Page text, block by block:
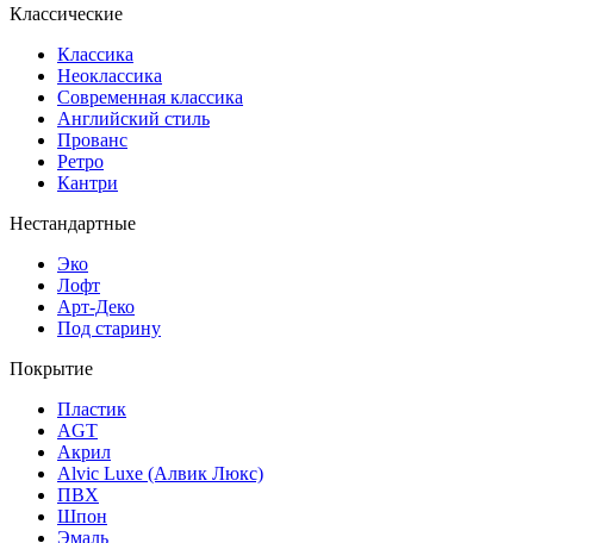
Классические
Классика
Неоклассика
Современная классика
Английский стиль
Прованс
Ретро
Кантри
Нестандартные
Эко
Лофт
Арт-Деко
Под старину
Покрытие
Пластик
AGT
Акрил
Alvic Luxe (Алвик Люкс)
ПВХ
Шпон
Эмаль